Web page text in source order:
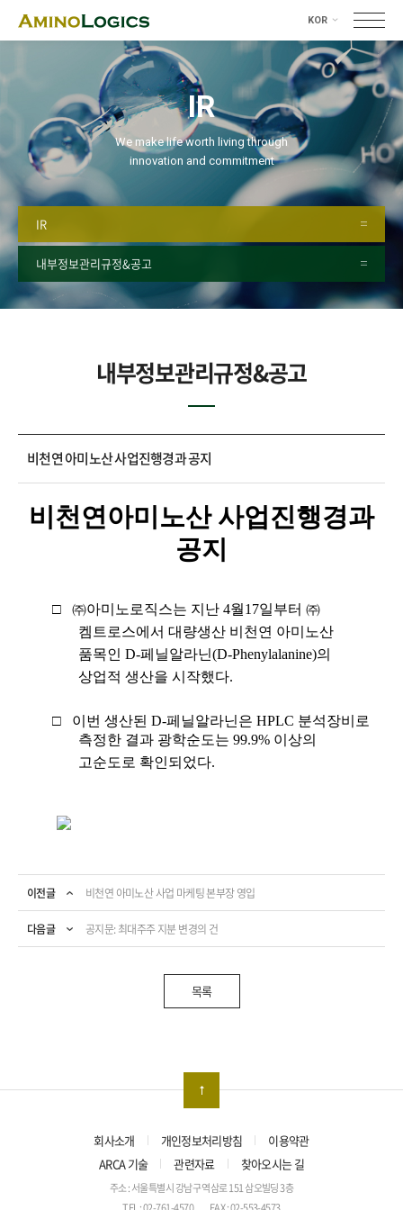
KOR
KOR
ENG
IR
We make life worth living through
innovation and commitment
IR
내부정보관리규정&공고
내부정보관리규정&공고
비천연 아미노산 사업진행경과 공지
비천연아미노산 사업진행경과
공지
□ ㈜아미노로직스는 지난 4월17일부터 ㈜
켐트로스에서 대량생산 비천연 아미노산
품목인 D-페닐알라닌(D-Phenylalanine)의
상업적 생산을 시작했다.
□ 이번 생산된 D-페닐알라닌은 HPLC 분석장비로
측정한 결과 광학순도는 99.9% 이상의
고순도로 확인되었다.
이전글 비천연 아미노산 사업 마케팅 본부장 영입
다음글 공지문: 최대주주 지분 변경의 건
목록
회사소개 개인정보처리방침
이용약관
ARCA 기술
관련자료 찾아오시는 길
주소 : 서울특별시 강남구 역삼로 151 삼오빌딩 3층